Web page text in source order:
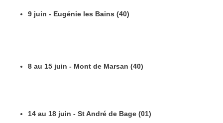
9 juin - Eugénie les Bains (40)
8 au 15 juin - Mont de Marsan (40)
14 au 18 juin - St André de Bage (01)